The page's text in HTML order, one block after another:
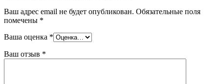
Ваш адрес email не будет опубликован. Обязательные поля
помечены *
Ваша оценка *
Ваш отзыв *